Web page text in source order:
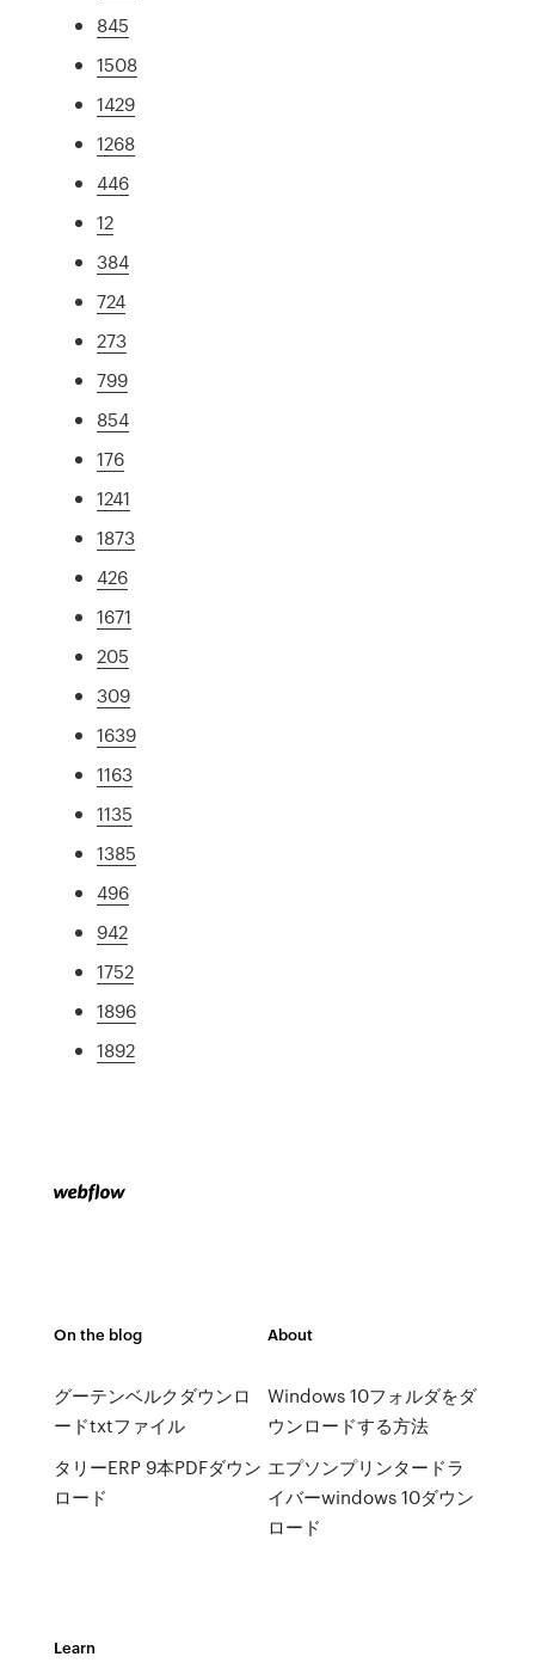
845
1508
1429
1268
446
12
384
724
273
799
854
176
1241
1873
426
1671
205
309
1639
1163
1135
1385
496
942
1752
1896
1892
On the blog
グーテンベルクダウンロ
ードtxtファイル
タリーERP 9本PDFダウン
ロード
About
Windows 10フォルダをダ
ウンロードする方法
エプソンプリンタードラ
イバーwindows 10ダウン
ロード
Learn